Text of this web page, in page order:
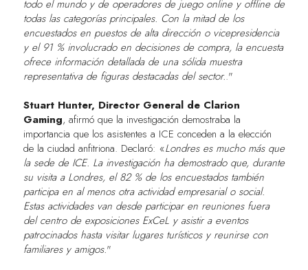
todo el mundo y de operadores de juego online y offline de
todas las categorías principales. Con la mitad de los
encuestados en puestos de alta dirección o vicepresidencia
y el 91 % involucrado en decisiones de compra, la encuesta
ofrece información detallada de una sólida muestra
representativa de figuras destacadas del sector.."
Stuart Hunter, Director General de Clarion
Gaming, afirmó que la investigación demostraba la
importancia que los asistentes a ICE conceden a la elección
de la ciudad anfitriona. Declaró: «Londres es mucho más que
la sede de ICE. La investigación ha demostrado que, durante
su visita a Londres, el 82 % de los encuestados también
participa en al menos otra actividad empresarial o social.
Estas actividades van desde participar en reuniones fuera
del centro de exposiciones ExCeL y asistir a eventos
patrocinados hasta visitar lugares turísticos y reunirse con
familiares y amigos."